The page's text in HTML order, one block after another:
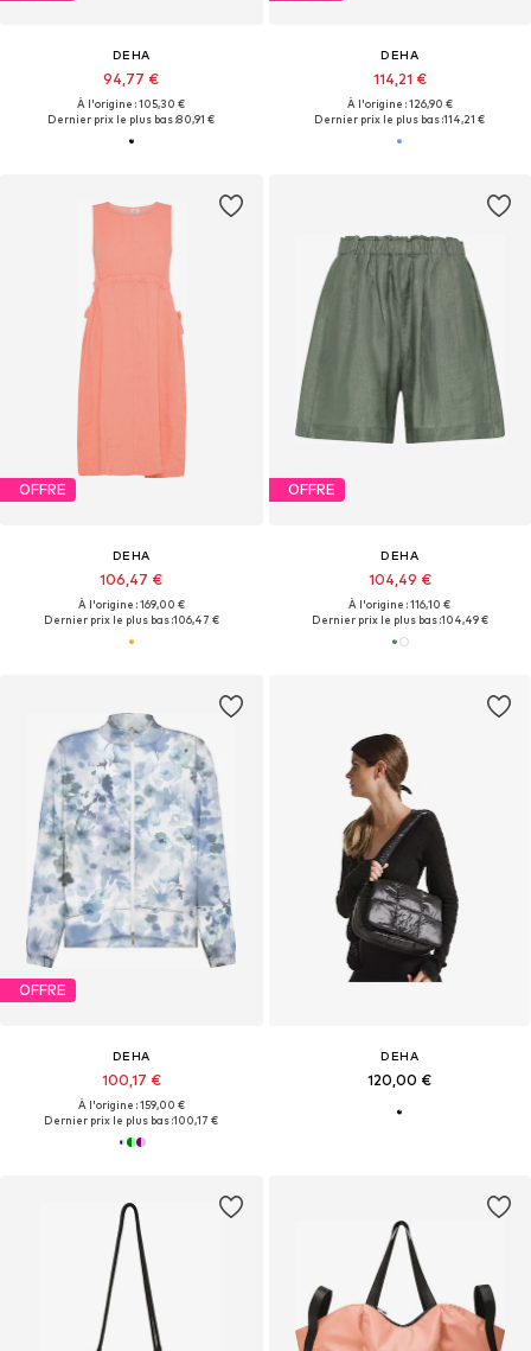
DEHA
94,77 €
À l'origine : 105,30 €
Dernier prix le plus bas :80,91 €
DEHA
114,21 €
À l'origine : 126,90 €
Dernier prix le plus bas :114,21 €
OFFRE
DEHA
106,47 €
À l'origine : 169,00 €
Dernier prix le plus bas :106,47 €
OFFRE
DEHA
104,49 €
À l'origine : 116,10 €
Dernier prix le plus bas :104,49 €
OFFRE
DEHA
100,17 €
À l'origine : 159,00 €
Dernier prix le plus bas :100,17 €
DEHA
120,00 €